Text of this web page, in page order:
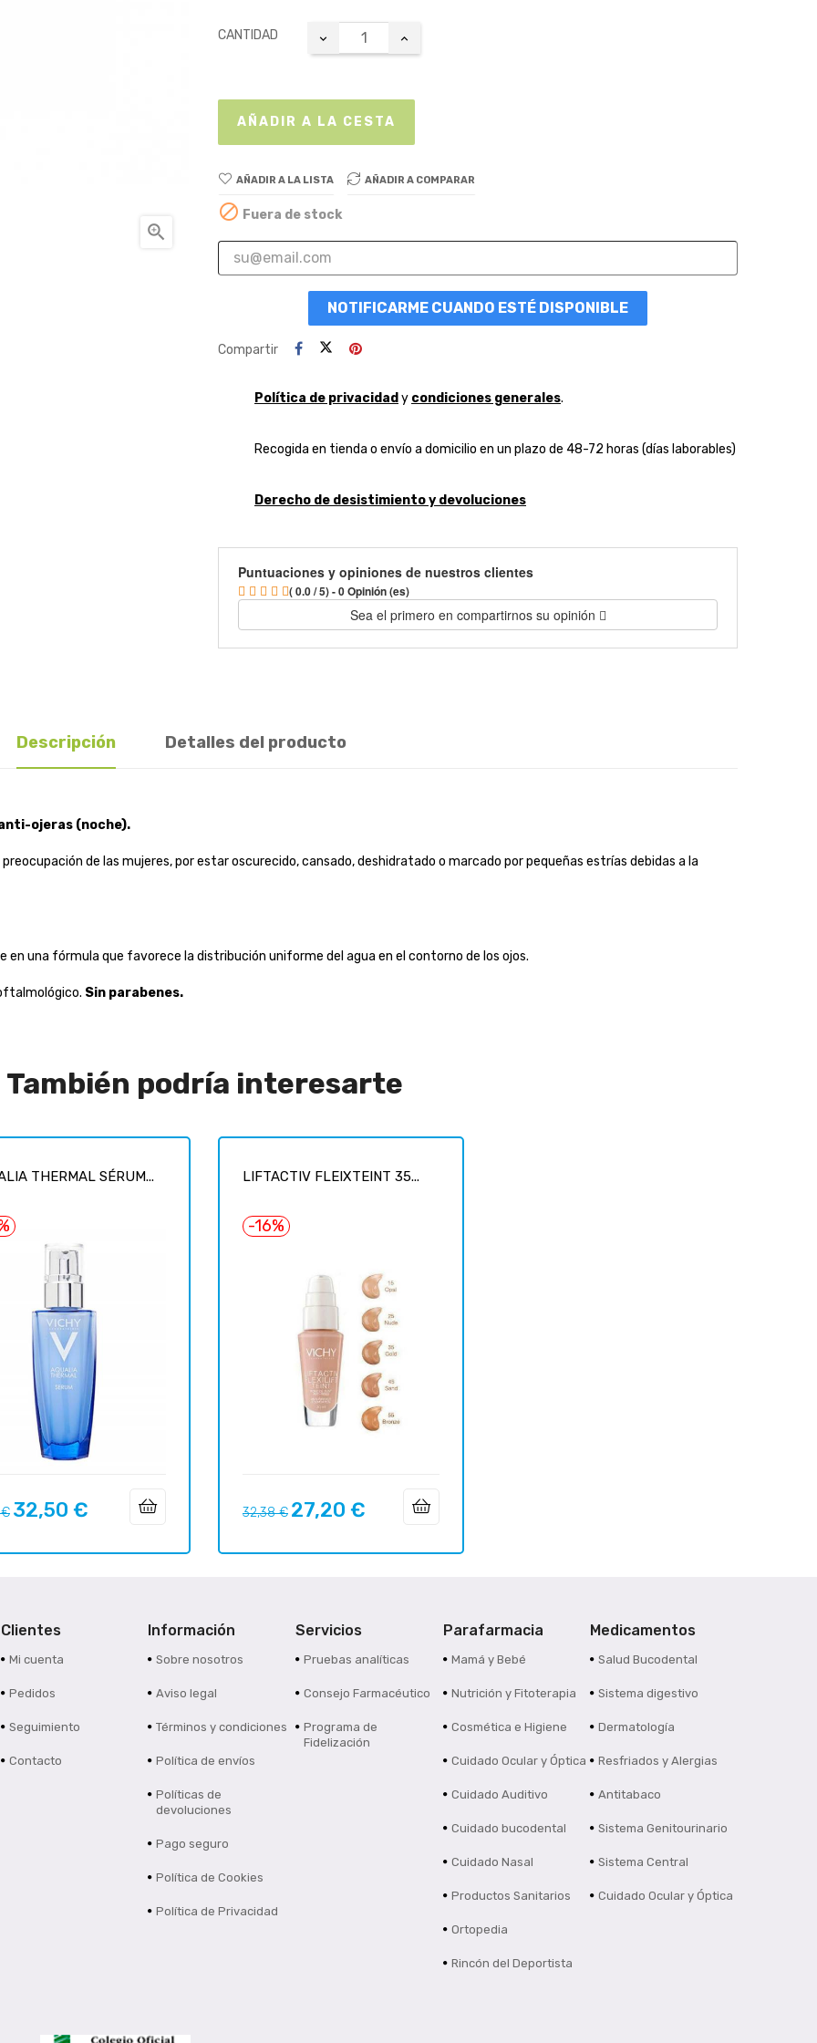

CANTIDAD
AÑADIR A LA CESTA
AÑADIR A LA LISTA AÑADIR A COMPARAR
 Fuera de stock
NOTIFICARME CUANDO ESTÉ DISPONIBLE
Compartir
Política de privacidad y condiciones generales.
Recogida en tienda o envío a domicilio en un plazo de 48-72 horas (días laborables)
Derecho de desistimiento y devoluciones
Puntuaciones y opiniones de nuestros clientes
( 0.0 / 5) - 0 Opinión (es)
Sea el primero en compartirnos su opinión
Descripción Detalles del producto
ojeras (noche).
de las mujeres, por estar oscurecido, cansado, deshidratado o marcado por pequeñas estrías debidas a la
una fórmula que favorece la distribución uniforme del agua en el contorno de los ojos.
Sin parabenes.
También podría interesarte
THERMAL SÉRUM...
€ Precio
32,50 €
LIFTACTIV FLEIXTEINT 35...
-16%
Precio
32,38 € Precio
27,20 €
Clientes
Mi cuenta
Pedidos
Seguimiento
Contacto
Información
Sobre nosotros
Aviso legal
Términos y condiciones
Política de envíos
Políticas de
devoluciones
Pago seguro
Política de Cookies
Política de Privacidad
Servicios
Pruebas analíticas
Consejo Farmacéutico
Programa de
Fidelización
Parafarmacia
Mamá y Bebé
Nutrición y Fitoterapia
Cosmética e Higiene
Cuidado Ocular y Óptica
Cuidado Auditivo
Cuidado bucodental
Cuidado Nasal
Productos Sanitarios
Ortopedia
Rincón del Deportista
Medicamentos
Salud Bucodental
Sistema digestivo
Dermatología
Resfriados y Alergias
Antitabaco
Sistema Genitourinario
Sistema Central
Cuidado Ocular y Óptica